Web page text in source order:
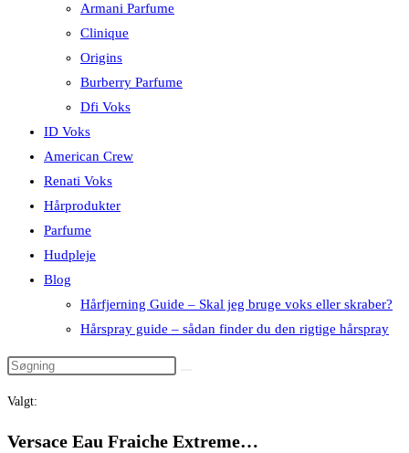
Armani Parfume
Clinique
Origins
Burberry Parfume
Dfi Voks
ID Voks
American Crew
Renati Voks
Hårprodukter
Parfume
Hudpleje
Blog
Hårfjerning Guide – Skal jeg bruge voks eller skraber?
Hårspray guide – sådan finder du den rigtige hårspray
Valgt:
Versace Eau Fraiche Extreme…